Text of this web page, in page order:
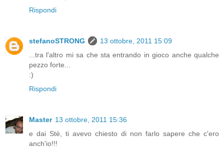
Rispondi
stefanoSTRONG
13 ottobre, 2011 15:09
...tra l'altro mi sa che sta entrando in gioco anche qualche
pezzo forte...
:)
Rispondi
Master 13 ottobre, 2011 15:36
e dai Stè, ti avevo chiesto di non farlo sapere che c'ero
anch'io!!!